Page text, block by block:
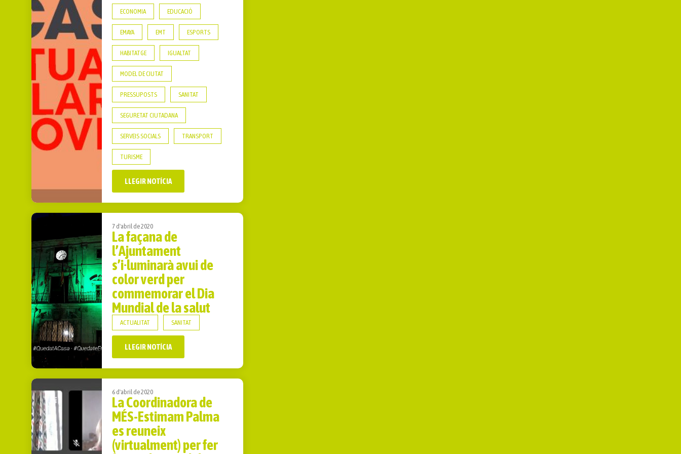
ECONOMIA EDUCACIÓ
EMAYA EMT ESPORTS
HABITATGE IGUALTAT
MODEL DE CIUTAT
PRESSUPOSTS SANITAT
SEGURETAT CIUTADANA
SERVEIS SOCIALS TRANSPORT
TURISME
LLEGIR NOTÍCIA
7 d'abril de 2020
La façana de
l’Ajuntament
s’i·luminarà avui de
color verd per
commemorar el Dia
Mundial de la salut
ACTUALITAT SANITAT
LLEGIR NOTÍCIA
6 d'abril de 2020
La Coordinadora de
MÉS-Estimam Palma
es reuneix
(virtualment) per fer